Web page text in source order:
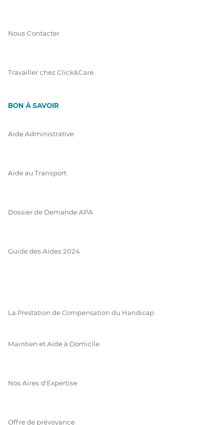
Nous Contacter
Travailler chez Click&Care
BON À SAVOIR
Aide Administrative
Aide au Transport
Dossier de Demande APA
Guide des Aides 2024
La Prestation de Compensation du Handicap
Maintien et Aide à Domicile
Nos Aires d'Expertise
Offre de prévoyance